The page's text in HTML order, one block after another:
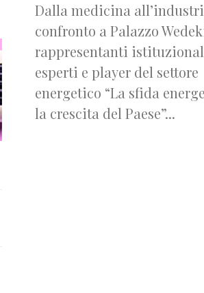
Dalla medicina
confronto a Palazzo
rappresentanti
esperti e player del settore
energetico “La sfida
la crescita del Paese”...